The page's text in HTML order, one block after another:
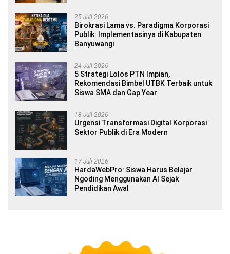
25 Juli 2026
Birokrasi Lama vs. Paradigma Korporasi
Publik: Implementasinya di Kabupaten
Banyuwangi
24 Juli 2026
5 Strategi Lolos PTN Impian,
Rekomendasi Bimbel UTBK Terbaik untuk
Siswa SMA dan Gap Year
18 Juli 2026
Urgensi Transformasi Digital Korporasi
Sektor Publik di Era Modern
17 Juli 2026
HardaWebPro: Siswa Harus Belajar
Ngoding Menggunakan AI Sejak
Pendidikan Awal